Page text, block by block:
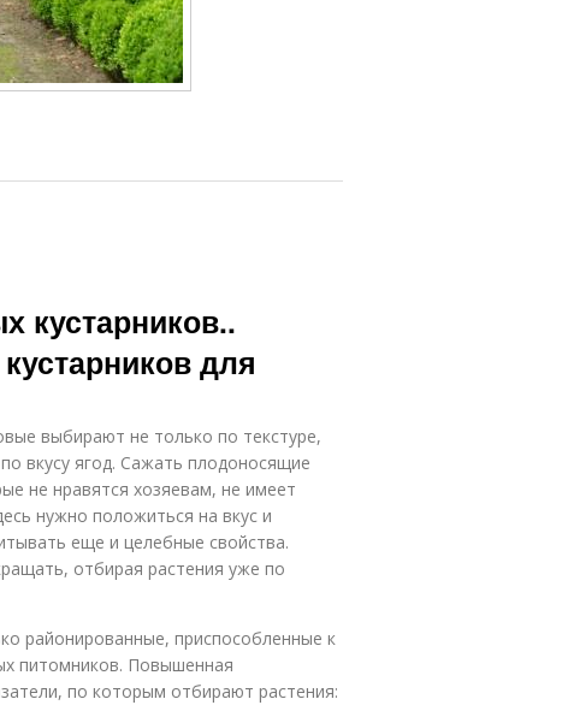
кустарников..
для
выбирают не только по текстуре,
вкусу ягод. Сажать плодоносящие
не нравятся хозяевам, не имеет
нужно положиться на вкус и
еще и целебные свойства.
отбирая растения уже по
районированные, приспособленные к
питомников. Повышенная
по которым отбирают растения: